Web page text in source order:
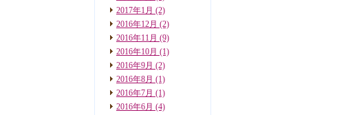
2017年1月 (2)
2016年12月 (2)
2016年11月 (9)
2016年10月 (1)
2016年9月 (2)
2016年8月 (1)
2016年7月 (1)
2016年6月 (4)